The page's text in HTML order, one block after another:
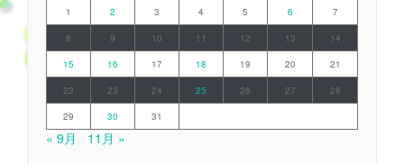
1 2 3 4 5 6 7
8 9 10 11 12 13 14
15 16 17 18 19 20 21
22 23 24 25 26 27 28
29 30 31
« 9月 11月 »